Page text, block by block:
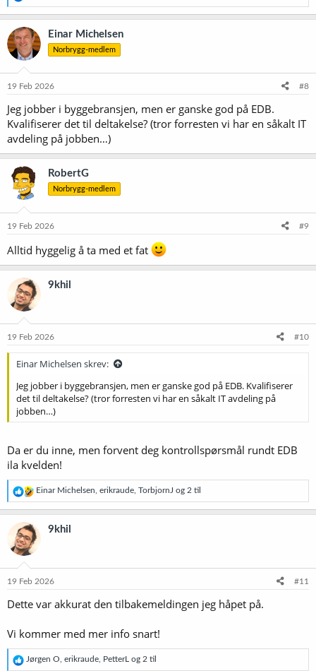
e
a
k
s
j
o
e
:
Einar Michelsen
Norbrygg-medlem
19 Feb 2026 #8
Jeg jobber i byggebransjen, men er ganske god på EDB.
Kvalifiserer det til deltakelse? (tror forresten vi har en såkalt IT
avdeling på jobben…)
RobertG
Norbrygg-medlem
19 Feb 2026 #9
Alltid hyggelig å ta med et fat
9khil
19 Feb 2026 #10
Einar Michelsen skrev:
Jeg jobber i byggebransjen, men er ganske god på EDB. Kvalifiserer
det til deltakelse? (tror forresten vi har en såkalt IT avdeling på
jobben…)
Da er du inne, men forvent deg kontrollspørsmål rundt EDB
ila kvelden!
R
e
a
s
n
e
:
Einar Michelsen erikraude TorbjornJ og 2 til
9khil
19 Feb 2026 #11
Dette var akkurat den tilbakemeldingen jeg håpet på.
Vi kommer med mer info snart!
R
Jørgen O erikraude PetterL og 2 til